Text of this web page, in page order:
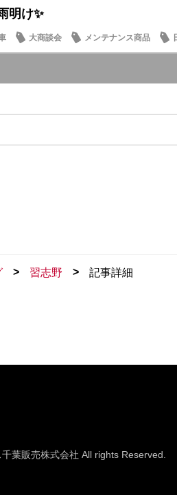
明け✨
大商談会 メンテナンス商品
> 習志野 > 記事詳細
葉販売株式会社 All rights Reserved.